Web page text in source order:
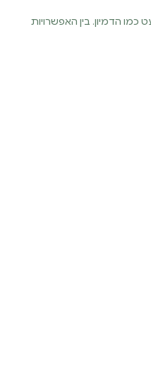
הדמיון. בין האפשרויות